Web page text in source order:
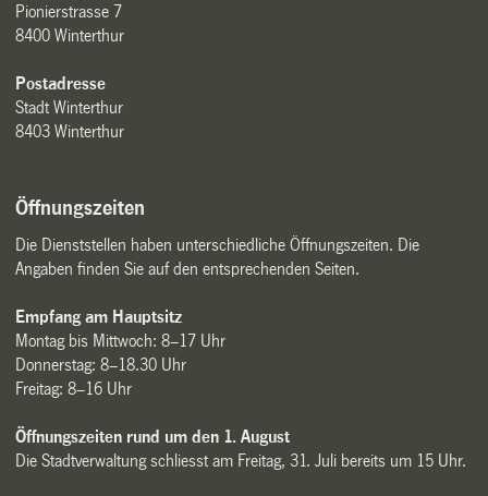
Pionierstrasse 7
8400 Winterthur
Postadresse
Stadt Winterthur
8403 Winterthur
Öffnungszeiten
Die Dienststellen haben unterschiedliche Öffnungszeiten. Die
Angaben finden Sie auf den entsprechenden Seiten.
Empfang am Hauptsitz
Montag bis Mittwoch: 8–17 Uhr
Donnerstag: 8–18.30 Uhr
Freitag: 8–16 Uhr
Öffnungszeiten rund um den 1. August
Die Stadtverwaltung schliesst am Freitag, 31. Juli bereits um 15 Uhr.